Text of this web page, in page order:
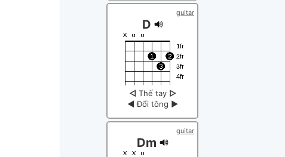
guitar
D
◁ Thế tay ▷
◀ Đổi tông ▶
guitar
Dm